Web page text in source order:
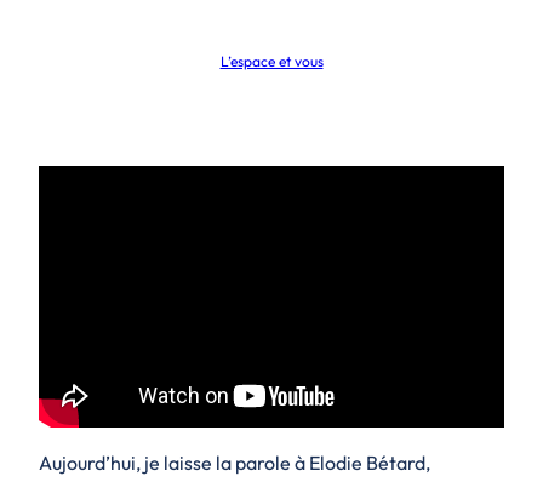
L’espace et vous
Aujourd’hui, je laisse la parole à Elodie Bétard,